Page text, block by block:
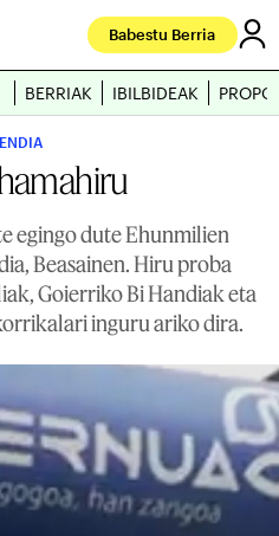
Babestu Berria
BERRIAK IBILBIDEAK
egingo dute Ehunmilien
Beasainen. Hiru proba
Goierriko Bi Handiak eta
inguru ariko dira.